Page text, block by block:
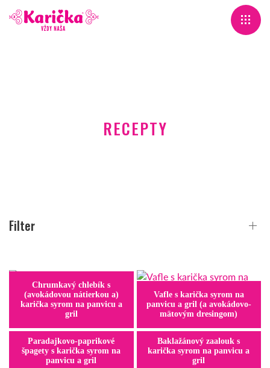
RECEPTY
Filter
Chrumkavý chlebík s
(avokádovou nátierkou a)
karička syrom na panvicu a
gril
Vafle s karička syrom na
panvicu a gril (a avokádovo-
mätovým dresingom)
Paradajkovo-paprikové
špagety s karička syrom na
panvicu a gril
Baklažánový zaalouk s
karička syrom na panvicu a
gril